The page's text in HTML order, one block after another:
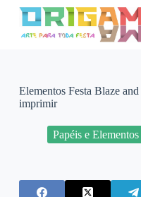
Elementos Festa Blaze
imprimir
Papéis e Elementos